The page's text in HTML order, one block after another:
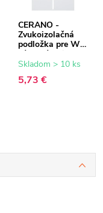
CERANO -
Zvukoizolačná
podložka pre WC
závesné - biela -
42x39 cm
Skladom > 10 ks
5,73 €